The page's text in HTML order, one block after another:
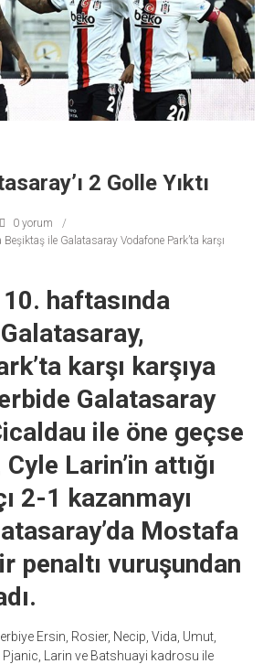
2 Golle Yıktı
0 yorum
ile Galatasaray Vodafone Park’ta karşı
haftasında
karşı karşıya
Galatasaray
ile öne geçse
Larin’in attığı
2-1 kazanmayı
Mostafa
penaltı vuruşundan
Ersin, Rosier, Necip, Vida, Umut,
Pjanic, Larin ve Batshuayi kadrosu ile